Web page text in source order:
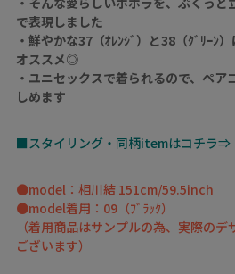
で表現しました
・鮮やかな37（ｵﾚﾝｼﾞ）と38（ｸﾞﾘｰﾝ
オススメ◎
・ユニセックスで着られるので、ペ
しめます
■スタイリング・同柄itemはコチラ⇒
●model：相川結 151cm/59.5inch
●model着用：09（ﾌﾞﾗｯｸ）
（着用商品はサンプルの為、実際の
ございます）